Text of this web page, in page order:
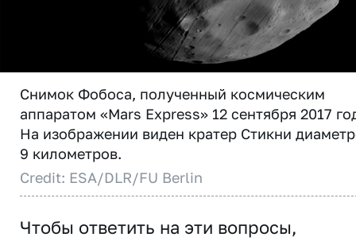
Снимок Фобоса, полученный космическим
аппаратом «Mars Express» 12 сентября 2017
На изображении виден кратер Стикни
9 километров.
Credit: ESA/DLR/FU Berlin
Чтобы ответить на эти вопросы,